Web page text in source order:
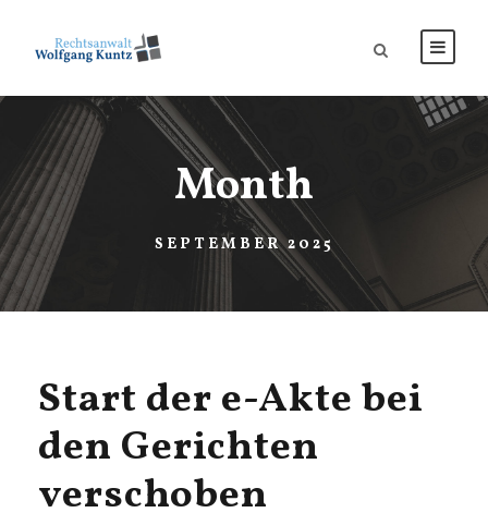
Month
SEPTEMBER 2025
Start der e-Akte bei
den Gerichten
verschoben